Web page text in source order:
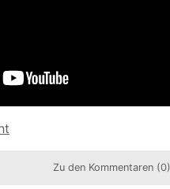
Zu den Kommentaren (0)